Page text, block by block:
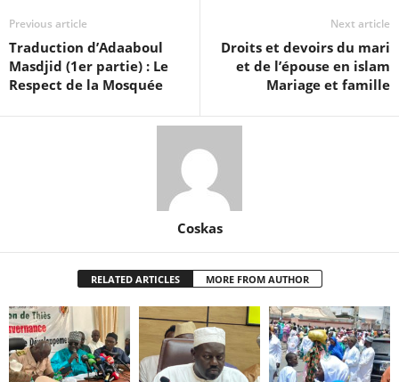
Previous article
Traduction d’Adaaboul
Masdjid (1er partie) : Le
Respect de la Mosquée
Next article
Droits et devoirs du mari
et de l’épouse en islam
Mariage et famille
Coskas
RELATED ARTICLES MORE FROM AUTHOR